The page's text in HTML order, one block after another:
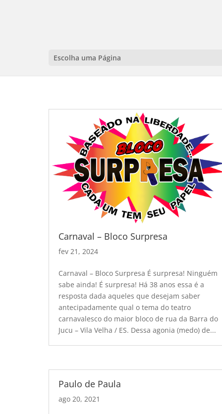
Escolha uma Página
Carnaval – Bloco Surpresa
fev 21, 2024
Carnaval – Bloco Surpresa É surpresa! Ninguém
sabe ainda! É surpresa! Há 38 anos essa é a
resposta dada aqueles que desejam saber
antecipadamente qual o tema do teatro
carnavalesco do maior bloco de rua da Barra do
Jucu – Vila Velha / ES. Dessa agonia (medo) de...
Paulo de Paula
ago 20, 2021